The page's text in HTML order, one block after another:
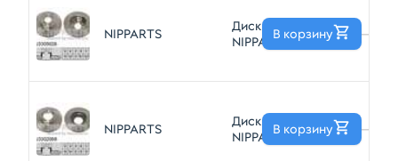
NIPPARTS
Диск тормозной
NIPPARTS
—
В корзину
NIPPARTS
Диск тормозной
NIPPARTS
—
В корзину